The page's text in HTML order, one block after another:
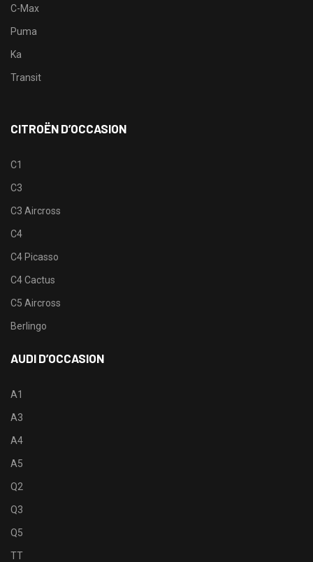
C-Max
Puma
Ka
Transit
CITROËN D’OCCASION
C1
C3
C3 Aircross
C4
C4 Picasso
C4 Cactus
C5 Aircross
Berlingo
AUDI D’OCCASION
A1
A3
A4
A5
Q2
Q3
Q5
TT